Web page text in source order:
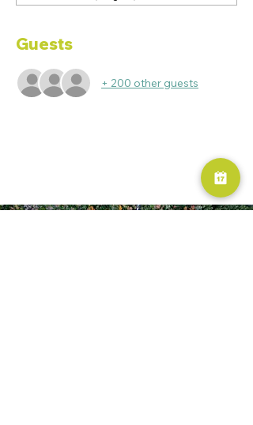
Guests
+ 200 other guests